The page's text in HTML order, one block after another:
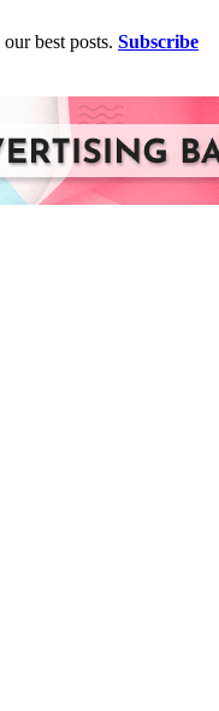
best posts. Subscribe